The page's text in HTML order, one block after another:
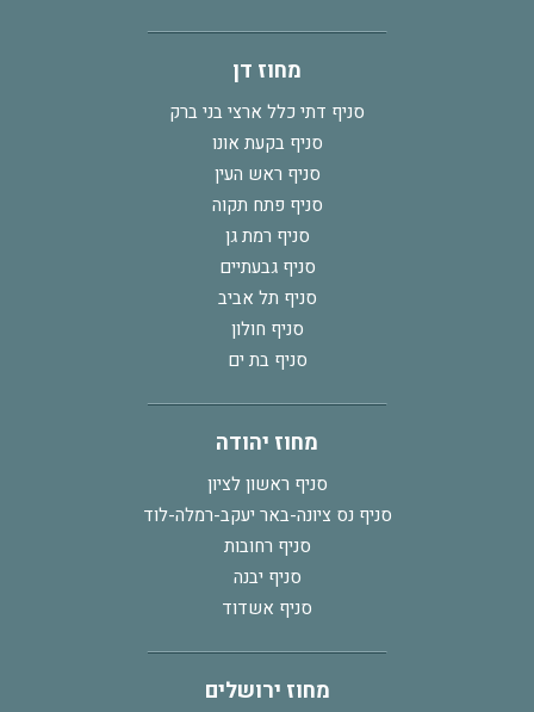
מחוז דן
סניף דתי כלל ארצי בני ברק
סניף בקעת אונו
סניף ראש העין
סניף פתח תקוה
סניף רמת גן
סניף גבעתיים
סניף תל אביב
סניף חולון
סניף בת ים
מחוז יהודה
סניף ראשון לציון
סניף נס ציונה-באר יעקב-רמלה-לוד
סניף רחובות
סניף יבנה
סניף אשדוד
מחוז ירושלים